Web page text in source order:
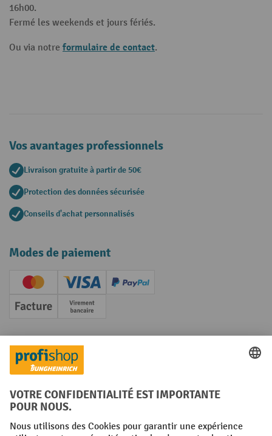
16h00.
Fermé les weekends et jours fériés.
Ou via notre formulaire de contact.
Vos avantages professionnels
Livraison gratuite à partir de 50€
Protection des données sécurisée
Conseils d'achat personnalisés
Modes de paiement
Creditcard (Master)Creditcard (Visa)
PayPal
Facture Paiement anticipé
Réseaux sociaux
Facebook
YouTube
LinkedInInstagram